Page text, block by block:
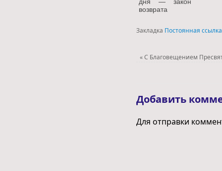
возврата
Закладка Постоянная ссылка
«С Благовещением
Добавить
Для отправки